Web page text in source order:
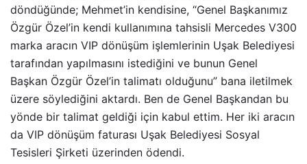
döndüğünde; Mehmet’in kendisine, “Genel Başkanımız
Özgür Özel’in kendi kullanımına tahsisli Mercedes V300
marka aracın VIP dönüşüm işlemlerinin Uşak Belediyesi
tarafından yapılmasını istediğini ve bunun Genel
Başkan Özgür Özel’in talimatı olduğunu” bana iletilmek
üzere söylediğini aktardı. Ben de Genel Başkandan bu
yönde bir talimat geldiği için kabul ettim. Her iki aracın
da VIP dönüşüm faturası Uşak Belediyesi Sosyal
Tesisleri Şirketi üzerinden ödendi.